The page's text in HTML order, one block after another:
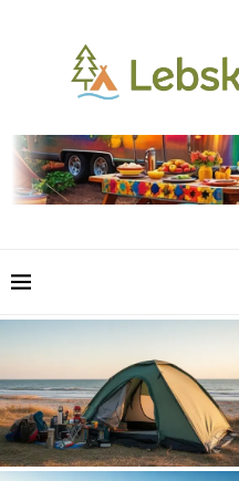
Przygotowanie do wyjazdu na
kemping nad polskim morzem